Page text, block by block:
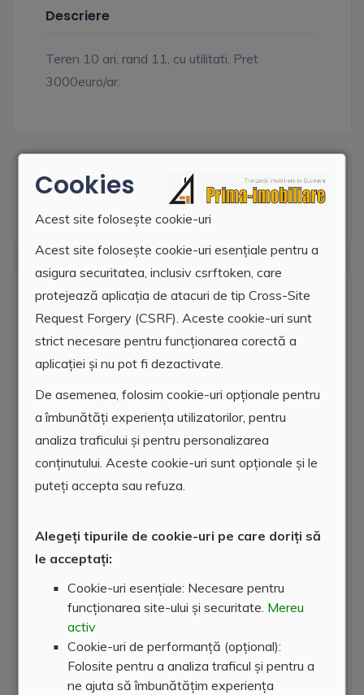
Cookies
Acest site folosește cookie-uri
Acest site folosește cookie-uri esențiale pentru a
asigura securitatea, inclusiv csrftoken, care
protejează aplicația de atacuri de tip Cross-Site
Request Forgery (CSRF). Aceste cookie-uri sunt
strict necesare pentru funcționarea corectă a
aplicației și nu pot fi dezactivate.
De asemenea, folosim cookie-uri opționale pentru
a îmbunătăți experiența utilizatorilor, pentru
analiza traficului și pentru personalizarea
conținutului. Aceste cookie-uri sunt opționale și le
puteți accepta sau refuza.
Alegeți tipurile de cookie-uri pe care doriți să
le acceptați:
Cookie-uri esențiale: Necesare pentru
funcționarea site-ului și securitate. Mereu
activ
Cookie-uri de performanță (opțional):
Folosite pentru a analiza traficul și pentru a
ne ajuta să îmbunătățim experiența
Descriere
Teren 10 ari, rand 11, cu utilitati. Pret
3000euro/ar.
Facilitati
Locatie agentie